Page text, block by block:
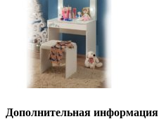
Дополнительная информация